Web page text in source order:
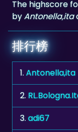
排行榜
1.Antonella,ita
2.RL.Bologna.Ita
3. adi67
4.Elahe